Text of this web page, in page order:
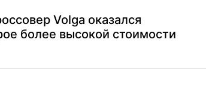
Volga оказался
более высокой стоимости